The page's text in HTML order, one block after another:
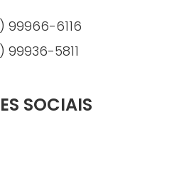
99966-6116
99936-5811
SOCIAIS